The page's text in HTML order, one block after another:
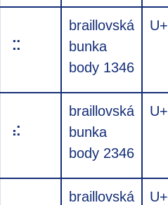
⠭
braillovská
bunka
body 1346
⠮
braillovská
bunka
body 2346
braillovská